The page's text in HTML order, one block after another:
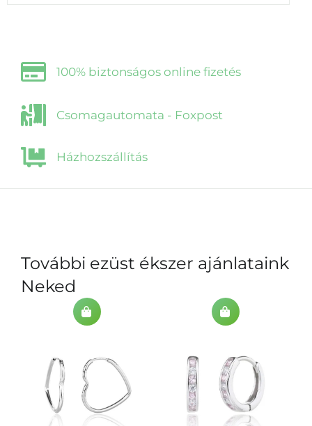
100% biztonságos online fizetés
Csomagautomata - Foxpost
Házhozszállítás
További ezüst ékszer ajánlataink
Neked